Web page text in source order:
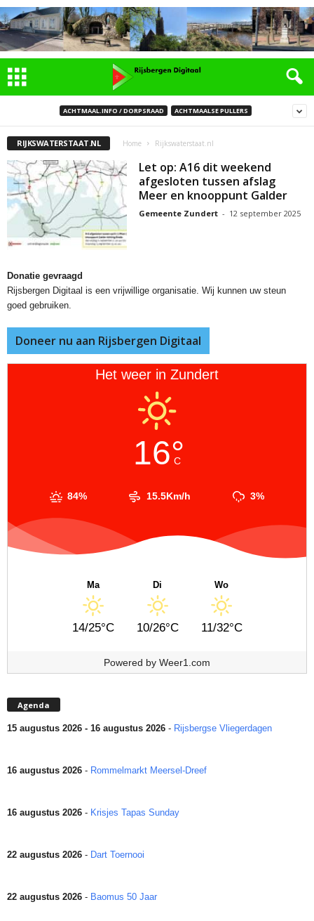
ACHTMAAL.INFO / DORPSRAAD ACHTMAALSE PULLERS
RIJKSWATERSTAAT.NL Home Rijkswaterstaat.nl
Let op: A16 dit weekend
afgesloten tussen afslag
Meer en knooppunt Galder
Gemeente Zundert - 12 september 2025
Donatie gevraagd
Rijsbergen Digitaal is een vrijwillige organisatie. Wij kunnen uw steun
goed gebruiken.
Doneer nu aan Rijsbergen Digitaal
Het weer in Zundert
16°
C
84% 15.5Km/h 3%
Ma
14/25°C
Di
10/26°C
Wo
11/32°C
Powered by Weer1.com
Agenda
15 augustus 2026 - 16 augustus 2026 - Rijsbergse Vliegerdagen
16 augustus 2026 - Rommelmarkt Meersel-Dreef
16 augustus 2026 - Krisjes Tapas Sunday
22 augustus 2026 - Dart Toernooi
22 augustus 2026 - Baomus 50 Jaar